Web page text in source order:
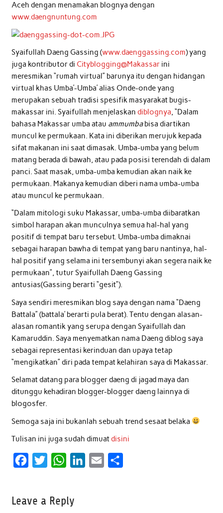
Aceh dengan menamakan blognya dengan
www.daengnuntung.com
Syaifullah Daeng Gassing (www.daenggassing.com) yang
juga kontributor di Cityblogging@Makassarini
meresmikan “rumah virtual” barunya itu dengan hidangan
virtual khas Umba’-Umba’ alias Onde-onde yang
merupakan sebuah tradisi spesifik masyarakat bugis-
makassar ini. Syaifullah menjelaskan diblognya, “Dalam
bahasa Makassar umba atau ammumbabisa diartikan
muncul ke permukaan. Kata ini diberikan merujuk kepada
sifat makanan ini saat dimasak. Umba-umba yang belum
matang berada di bawah, atau pada posisi terendah di dalam
panci. Saat masak, umba-umba kemudian akan naik ke
permukaan. Makanya kemudian diberi nama umba-umba
atau muncul ke permukaan.
“Dalam mitologi suku Makassar, umba-umba diibaratkan
simbol harapan akan munculnya semua hal-hal yang
positif di tempat baru tersebut. Umba-umba dimaknai
sebagai harapan bawha di tempat yang baru nantinya, hal-
hal positif yang selama ini tersembunyi akan segera naik ke
permukaan”, tutur Syaifullah Daeng Gassing
antusias(Gassing berarti “gesit”).
Saya sendiri meresmikan blog saya dengan nama “Daeng
Battala” (battala’ berarti pula berat). Tentu dengan alasan-
alasan romantik yang serupa dengan Syaifullah dan
Kamaruddin. Saya menyematkan nama Daeng diblog saya
sebagai representasi kerinduan dan upaya tetap
“mengikatkan” diri pada tempat kelahiran saya di Makassar.
Selamat datang para blogger daeng di jagad maya dan
ditunggu kehadiran blogger-blogger daeng lainnya di
blogosfer.
Semoga saja ini bukanlah sebuah trend sesaat belaka
Tulisan ini juga sudah dimuatdisini
e
W
t
Leave a Reply